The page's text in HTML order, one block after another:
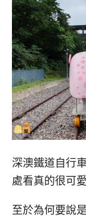
深澳鐵道自行
處看真的很可愛
至於為何要說